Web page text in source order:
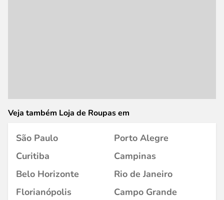
Veja também Loja de Roupas em
São Paulo
Porto Alegre
Curitiba
Campinas
Belo Horizonte
Rio de Janeiro
Florianópolis
Campo Grande